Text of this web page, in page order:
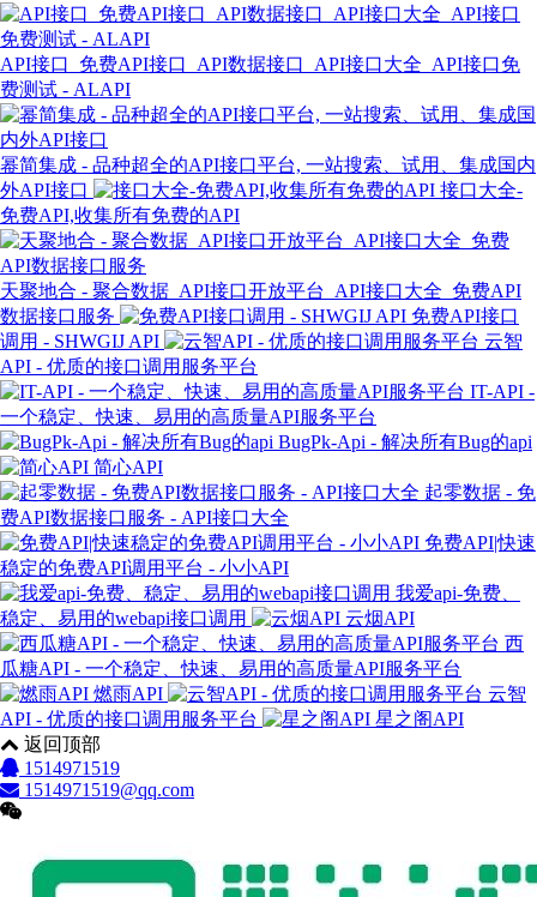
API接口_免费API接口_API数据接口_API接口大全_API接口免
费测试 - ALAPI
幂简集成 - 品种超全的API接口平台, 一站搜索、试用、集成国内
外API接口
接口大全-
免费API,收集所有免费的API
天聚地合 - 聚合数据_API接口开放平台_API接口大全_免费API
数据接口服务
免费API接口
调用 - SHWGIJ API
云智
API - 优质的接口调用服务平台
IT-API -
一个稳定、快速、易用的高质量API服务平台
BugPk-Api - 解决所有Bug的api
简心API
起零数据 - 免
费API数据接口服务 - API接口大全
免费API|快速
稳定的免费API调用平台 - 小小API
我爱api-免费、
稳定、易用的webapi接口调用
云烟API
西
瓜糖API - 一个稳定、快速、易用的高质量API服务平台
燃雨API
云智
API - 优质的接口调用服务平台
星之阁API
返回顶部
1514971519
1514971519@qq.com